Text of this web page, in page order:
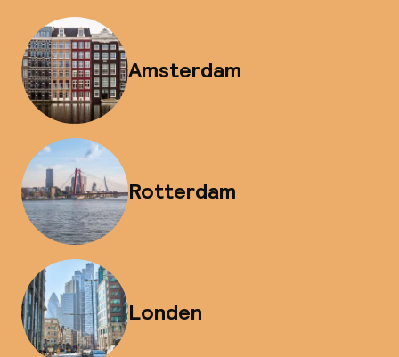
Amsterdam
Rotterdam
Londen